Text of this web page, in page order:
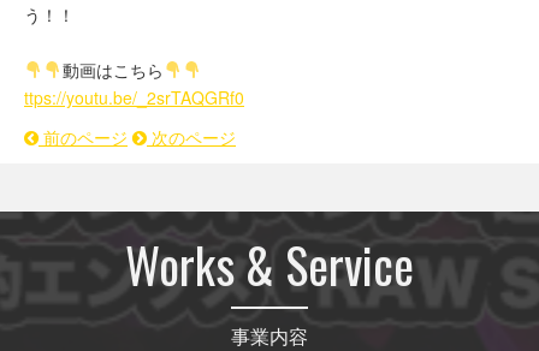
う！！
動画はこちら
ttps://youtu.be/_2srTAQGRf0
前のページ
次のページ
Works & Service
事業内容